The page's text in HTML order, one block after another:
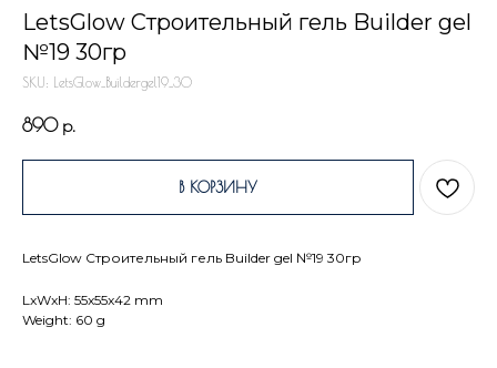
LetsGlow Строительный гель Builder gel
№19 30гр
SKU: LetsGlow_Buildergel19_30
890 р.
В КОРЗИНУ
LetsGlow Строительный гель Builder gel №19 30гр
LxWxH: 55x55x42 mm
Weight: 60 g